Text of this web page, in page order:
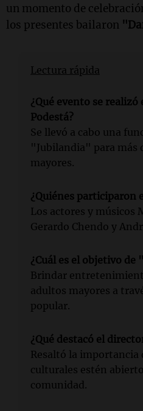
un momento de
los presentes bailaron
Lectura rápida
¿Qué evento se realizó
Podestá?
Se llevó a cabo una
"Jubilandia" para más
mayores.
¿Quiénes participaron
Los actores y músicos
Gerardo Chendo y
¿Cuál es el objetivo de
Brindar
adultos mayores a
popular.
¿Qué destacó el
Resaltó la importancia
culturales estén
comunidad.